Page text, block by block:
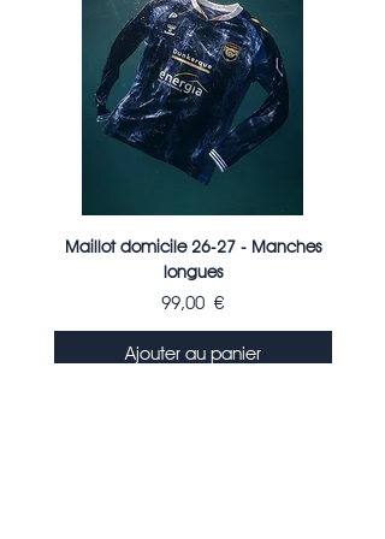
Maillot domicile 26-27 - Manches
longues
Prix
99,00 €
Ajouter au panier